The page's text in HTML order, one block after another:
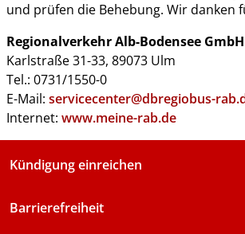
und prüfen die Behebung. Wir danken
Regionalverkehr Alb-Bodensee GmbH
Karlstraße 31-33, 89073 Ulm
Tel.: 0731/1550-0
E-Mail: servicecenter@dbregiobus-
Internet: www.meine-rab.de
Kündigung einreichen
Barrierefreiheit